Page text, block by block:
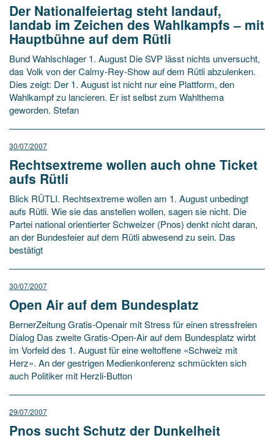
Der Nationalfeiertag steht landauf,
landab im Zeichen des Wahlkampfs – mit
Hauptbühne auf dem Rütli
Bund Wahlschlager 1. August Die SVP lässt nichts unversucht,
das Volk von der Calmy-Rey-Show auf dem Rütli abzulenken.
Dies zeigt: Der 1. August ist nicht nur eine Plattform, den
Wahlkampf zu lancieren. Er ist selbst zum Wahlthema
geworden. Stefan
30/07/2007
Rechtsextreme wollen auch ohne Ticket
aufs Rütli
Blick RÜTLI. Rechtsextreme wollen am 1. August unbedingt
aufs Rütli. Wie sie das anstellen wollen, sagen sie nicht. Die
Partei national orientierter Schweizer (Pnos) denkt nicht daran,
an der Bundesfeier auf dem Rütli abwesend zu sein. Das
bestätigt
30/07/2007
Open Air auf dem Bundesplatz
BernerZeitung Gratis-Openair mit Stress für einen stressfreien
Dialog Das zweite Gratis-Open-Air auf dem Bundesplatz wirbt
im Vorfeld des 1. August für eine weltoffene «Schweiz mit
Herz». An der gestrigen Medienkonferenz schmückten sich
auch Politiker mit Herzli-Button
29/07/2007
Pnos sucht Schutz der Dunkelheit